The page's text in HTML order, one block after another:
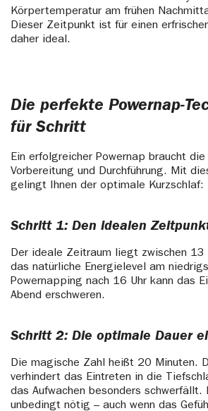
Körpertemperatur am frühen
Dieser Zeitpunkt ist für einen
daher ideal.
Die perfekte Powernap-
für Schritt
Ein erfolgreicher Powernap braucht
Vorbereitung und Durchführung. Mit
gelingt Ihnen der optimale Kurzschlaf:
Schritt 1: Den idealen
Der ideale Zeitraum liegt zwischen 13
das natürliche Energielevel am
Powernapping nach 16 Uhr kann das
Abend erschweren.
Schritt 2: Die optimale Dauer
Die magische Zahl heißt 20 Minuten.
verhindert das Eintreten in die
das Aufwachen besonders schwerfällt.
unbedingt nötig – auch wenn das